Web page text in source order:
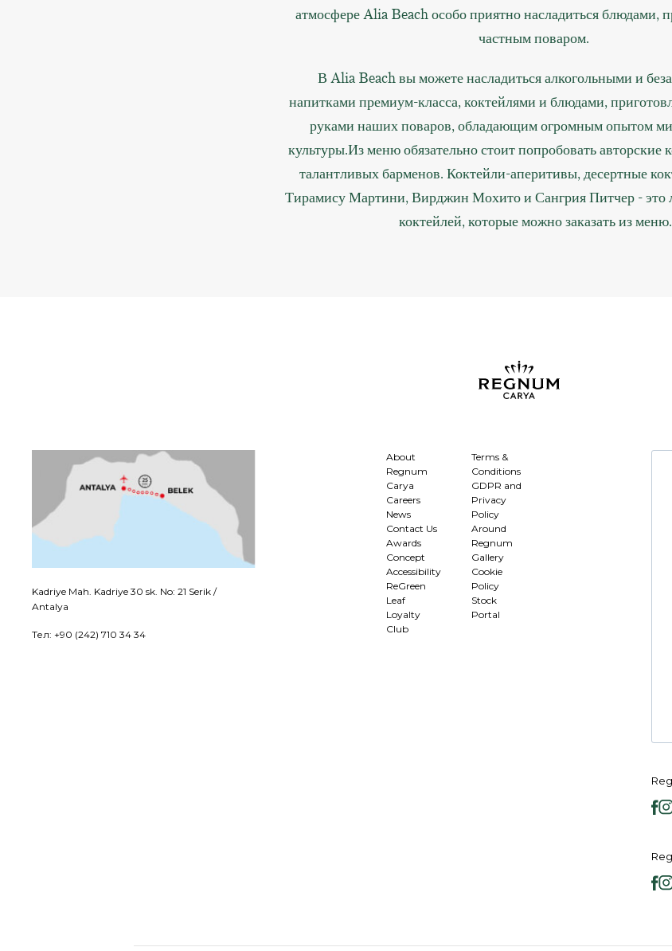
атмосфере Alia Beach особо приятно насладиться блюдами,
частным поваром.
В Alia Beach вы можете насладиться алкогольными и
напитками премиум-класса, коктейлями и блюдами,
руками наших поваров, обладающим огромным опытом
культуры.Из меню обязательно стоит попробовать авторские
талантливых барменов. Коктейли-аперитивы, десертные
Тирамису Мартини, Вирджин Мохито и Сангрия Питчер - это
коктейлей, которые можно заказать из меню.
Kadriye Mah. Kadriye 30 sk. No: 21 Serik /
Antalya
Тел: +90 (242) 710 34 34
About
Regnum
Carya
Careers
News
Contact Us
Awards
Concept
Accessibility
ReGreen
Leaf
Loyalty
Club
Terms &
Conditions
GDPR and
Privacy
Policy
Around
Regnum
Gallery
Cookie
Policy
Stock
Portal